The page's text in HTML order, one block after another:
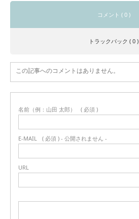
コメント ( 0 )
トラックバック ( 0 )
この記事へのコメントはありません。
名前（例：山田 太郎） ( 必須 )
E-MAIL ( 必須 ) - 公開されません -
URL